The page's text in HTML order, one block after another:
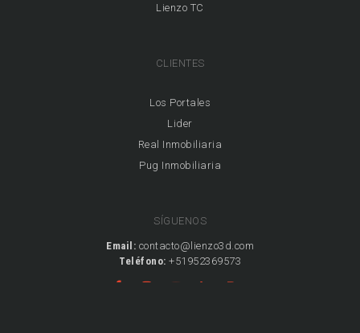
Lienzo TC
CLIENTES
Los Portales
Lider
Real Inmobiliaria
Pug Inmobiliaria
SÍGUENOS
Email: contacto@lienzo3d.com
Teléfono: +51952369573